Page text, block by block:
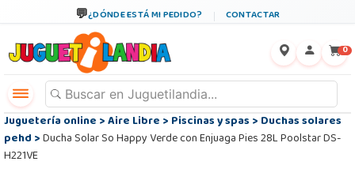
¿DÓNDE ESTÁ MI PEDIDO? CONTACTAR
0
Juguetería online>Aire Libre>Piscinas y spas>Duchas solares
pehd>Ducha Solar So Happy Verde con Enjuaga Pies 28L Poolstar DS-
H221VE